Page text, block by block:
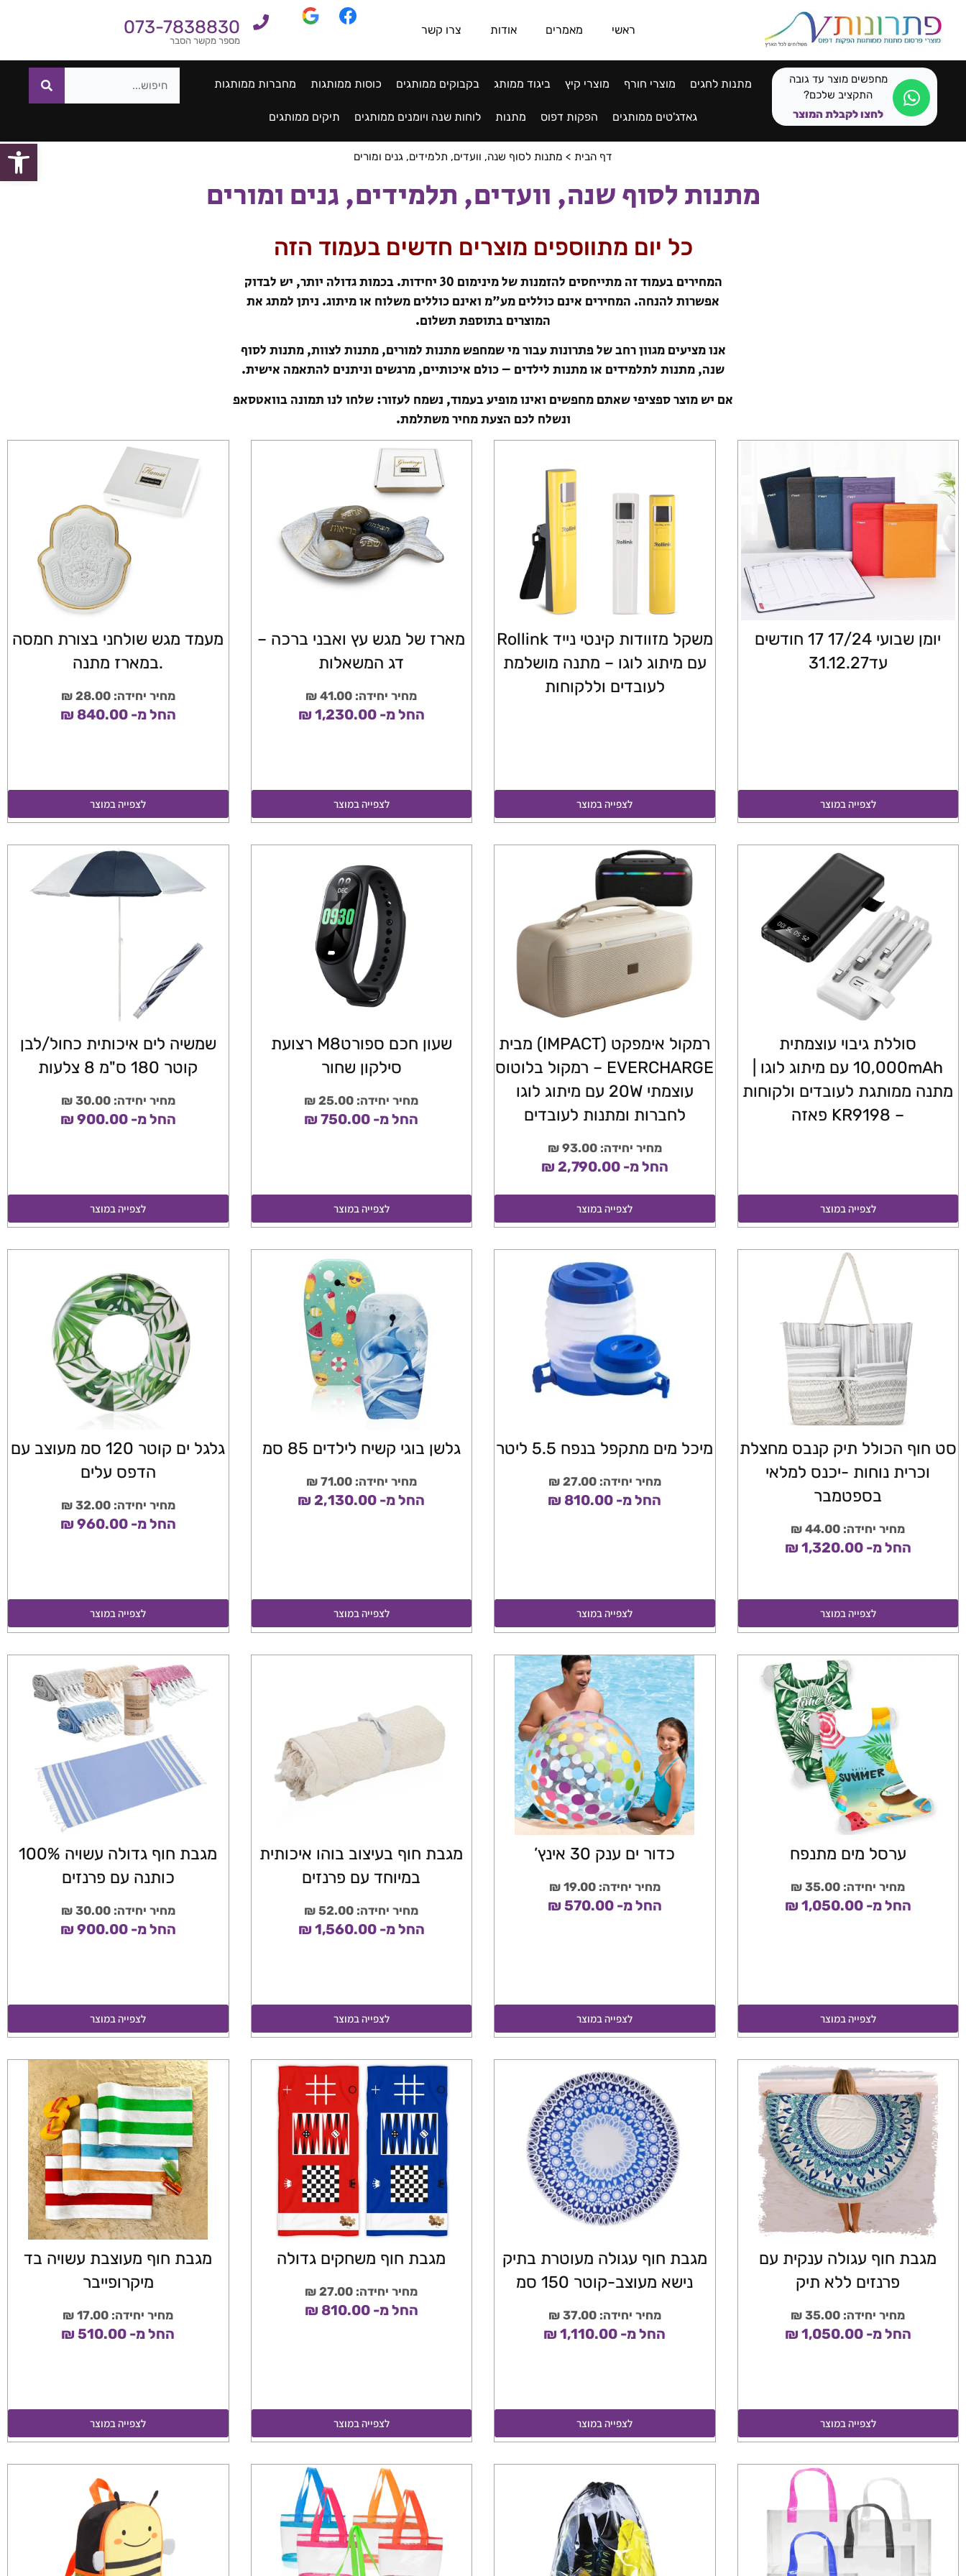
ראשי מאמרים אודות צרו קשר 073-7838830
מספר מקשר הסבר
מחפשים מוצר עד גובה
התקציב שלכם?
לחצו לקבלת המוצר
מתנות לחגים מוצרי חורף מוצרי קיץ ביגוד ממותג בקבוקים ממותגים כוסות ממותגות מחברות ממותגות
גאדג'טים ממותגים הפקות דפוס מתנות לוחות שנה ויומנים ממותגים תיקים ממותגים
דף הבית > מתנות לסוף שנה, וועדים, תלמידים, גנים ומורים
מתנות לסוף שנה, וועדים, תלמידים, גנים ומורים
כל יום מתווספים מוצרים חדשים בעמוד הזה
המחירים בעמוד זה מתייחסים להזמנות של מינימום 30 יחידות. בכמות גדולה יותר, יש לבדוק
אפשרות להנחה. המחירים אינם כוללים מע"מ ואינם כוללים משלוח או מיתוג. ניתן למתג את
המוצרים בתוספת תשלום.
אנו מציעים מגוון רחב של פתרונות עבור מי שמחפש מתנות למורים, מתנות לצוות, מתנות לסוף
שנה, מתנות לתלמידים או מתנות לילדים – כולם איכותיים, מרגשים וניתנים להתאמה אישית.
אם יש מוצר ספציפי שאתם מחפשים ואינו מופיע בעמוד, נשמח לעזור: שלחו לנו תמונה בוואטסאפ
ונשלח לכם הצעת מחיר משתלמת.
יומן שבועי 17/24 17 חודשים
עד31.12.27
לצפייה במוצר
משקל מזוודות קינטי נייד Rollink
עם מיתוג לוגו – מתנה מושלמת
לעובדים וללקוחות
לצפייה במוצר
מארז של מגש עץ ואבני ברכה –
דג המשאלות
מחיר יחידה: 41.00 ₪
החל מ- 1,230.00 ₪
לצפייה במוצר
מעמד מגש שולחני בצורת חמסה
.במארז מתנה
מחיר יחידה: 28.00 ₪
החל מ- 840.00 ₪
לצפייה במוצר
סוללת גיבוי עוצמתית
10,000mAh עם מיתוג לוגו |
מתנה ממותגת לעובדים ולקוחות
– KR9198 פאזה
לצפייה במוצר
רמקול אימפקט (IMPACT) מבית
EVERCHARGE – רמקול בלוטוס
עוצמתי 20W עם מיתוג לוגו
לחברות ומתנות לעובדים
מחיר יחידה: 93.00 ₪
החל מ- 2,790.00 ₪
לצפייה במוצר
שעון חכם ספורטM8 רצועת
סילקון שחור
מחיר יחידה: 25.00 ₪
החל מ- 750.00 ₪
לצפייה במוצר
שמשיה לים איכותית כחול/לבן
קוטר 180 ס"מ 8 צלעות
מחיר יחידה: 30.00 ₪
החל מ- 900.00 ₪
לצפייה במוצר
סט חוף הכולל תיק קנבס מחצלת
וכרית נוחות -יכנס למלאי
בספטמבר
מחיר יחידה: 44.00 ₪
החל מ- 1,320.00 ₪
לצפייה במוצר
מיכל מים מתקפל בנפח 5.5 ליטר
מחיר יחידה: 27.00 ₪
החל מ- 810.00 ₪
לצפייה במוצר
גלשן בוגי קשיח לילדים 85 סמ
מחיר יחידה: 71.00 ₪
החל מ- 2,130.00 ₪
לצפייה במוצר
גלגל ים קוטר 120 סמ מעוצב עם
הדפס עלים
מחיר יחידה: 32.00 ₪
החל מ- 960.00 ₪
לצפייה במוצר
ערסל מים מתנפח
מחיר יחידה: 35.00 ₪
החל מ- 1,050.00 ₪
לצפייה במוצר
כדור ים ענק 30 אינץ’
מחיר יחידה: 19.00 ₪
החל מ- 570.00 ₪
לצפייה במוצר
מגבת חוף בעיצוב בוהו איכותית
במיוחד עם פרנזים
מחיר יחידה: 52.00 ₪
החל מ- 1,560.00 ₪
לצפייה במוצר
מגבת חוף גדולה עשויה 100%
כותנה עם פרנזים
מחיר יחידה: 30.00 ₪
החל מ- 900.00 ₪
לצפייה במוצר
מגבת חוף עגולה ענקית עם
פרנזים ללא תיק
מחיר יחידה: 35.00 ₪
החל מ- 1,050.00 ₪
לצפייה במוצר
מגבת חוף עגולה מעוטרת בתיק
נישא מעוצב-קוטר 150 סמ
מחיר יחידה: 37.00 ₪
החל מ- 1,110.00 ₪
לצפייה במוצר
מגבת חוף משחקים גדולה
מחיר יחידה: 27.00 ₪
החל מ- 810.00 ₪
לצפייה במוצר
מגבת חוף מעוצבת עשויה בד
מיקרופייבר
מחיר יחידה: 17.00 ₪
החל מ- 510.00 ₪
לצפייה במוצר
פתח